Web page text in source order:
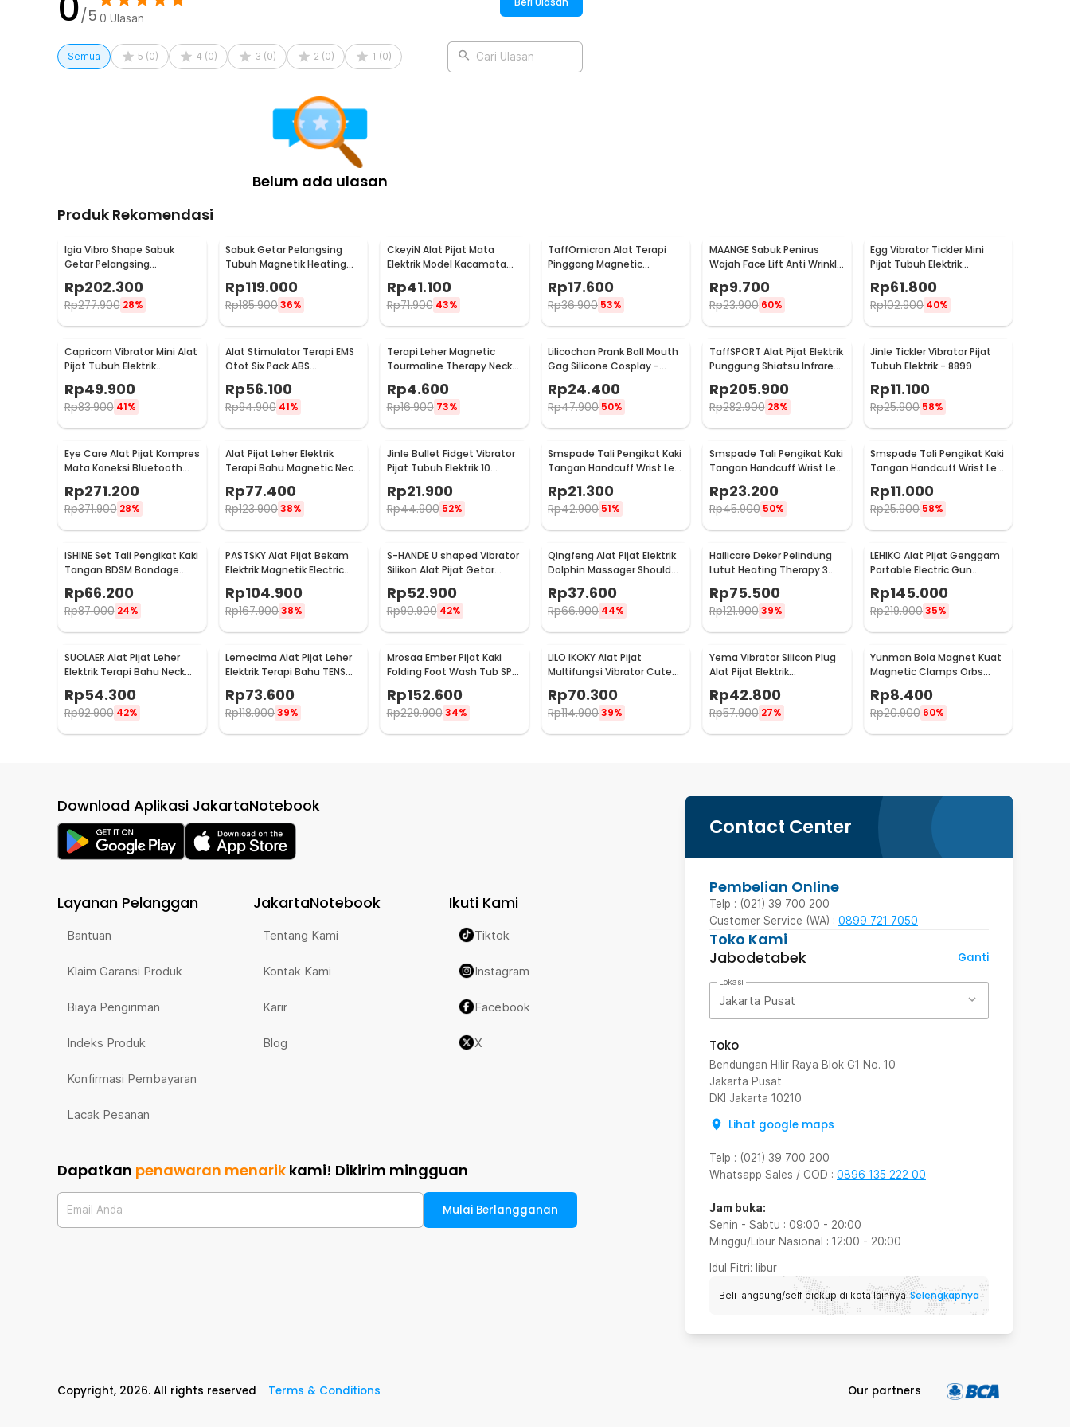
/5 0 Ulasan
Semua 5 (0) 4 (0) 3 (0) 2 (0) 1 (0) Cari Ulasan
Belum ada ulasan
Produk Rekomendasi
Igia Vibro Shape Sabuk
Getar Pelangsing
Professional Slimming 55W
- MC0138
Rp202.300
Rp277.900 28%
Sabuk Getar Pelangsing
Tubuh Magnetik Heating
X5
Rp119.000
Rp185.90036%
CkeyiN Alat Pijat Mata
Elektrik Model Kacamata
Rp41.100
Rp71.900 43%
TaffOmicron Alat Terapi
Pinggang Magnetic
Tourmaline Nylon Size L
Rp17.600
Rp36.900 53%
MAANGE Sabuk Penirus
Wajah Face Lift Anti Wrinkle
Rp9.700
Rp23.900 60%
Egg Vibrator Tickler Mini
Pijat Tubuh Elektrik
Multifungsi with Remote -
11829
Rp61.800
Rp102.900 40%
Capricorn Vibrator Mini Alat
Pijat Tubuh Elektrik
Rp49.900
Rp83.900 41%
Alat Stimulator Terapi EMS
Otot Six Pack ABS
Abdominal Muscle - 068R2
Rp56.100
Rp94.900 41%
Terapi Leher Magnetic
Tourmaline Therapy Neck
Massager - DA-3484
Rp4.600
Rp16.900 73%
Lilicochan Prank Ball Mouth
Gag Silicone Cosplay -
Rp24.400
Rp47.900 50%
TaffSPORT Alat Pijat Elektrik
Punggung Shiatsu Infrared
Rp205.900
Rp282.900 28%
Jinle Tickler Vibrator Pijat
Tubuh Elektrik - 8899
Rp11.100
Rp25.900 58%
Eye Care Alat Pijat Kompres
Mata Koneksi Bluetooth
Rp271.200
Rp371.900 28%
Alat Pijat Leher Elektrik
Terapi Bahu Magnetic Neck
Rp77.400
Rp123.90038%
Jinle Bullet Fidget Vibrator
Pijat Tubuh Elektrik 10
Rp21.900
Rp44.900 52%
Smspade Tali Pengikat Kaki
Tangan Handcuff Wrist Leg
BDSM - PCT4
Rp21.300
Rp42.900 51%
Smspade Tali Pengikat Kaki
Tangan Handcuff Wrist Leg
BDSM - 00632
Rp23.200
Rp45.900 50%
Smspade Tali Pengikat Kaki
Tangan Handcuff Wrist Leg
Rp11.000
Rp25.900 58%
iSHINE Set Tali Pengikat Kaki
Tangan BDSM Bondage
Sets Rope - BD15
Rp66.200
Rp87.000 24%
PASTSKY Alat Pijat Bekam
Elektrik Magnetik Electric
Rp104.900
Rp167.90038%
S-HANDE U shaped Vibrator
Silikon Alat Pijat Getar
Rp52.900
Rp90.900 42%
Qingfeng Alat Pijat Elektrik
Dolphin Massager Shoulder
Vibration USB - HK668
Rp37.600
Rp66.900 44%
Hailicare Deker Pelindung
Lutut Heating Therapy 3
Rp75.500
Rp121.900 39%
LEHIKO Alat Pijat Genggam
Portable Electric Gun
KH-320
Rp145.000
Rp219.90035%
SUOLAER Alat Pijat Leher
Elektrik Terapi Bahu Neck
Massager - KS-996-1D
Rp54.300
Rp92.900 42%
Lemecima Alat Pijat Leher
Elektrik Terapi Bahu TENS
Neck Massager - JT-808
Rp73.600
Rp118.90039%
Mrosaa Ember Pijat Kaki
Folding Foot Wash Tub SPA
Sauna Massage Bucket -
7981
Rp152.600
Rp229.900 34%
LILO IKOKY Alat Pijat
Multifungsi Vibrator Cute
Pig Electric - HL-1907
Rp70.300
Rp114.90039%
Yema Vibrator Silicon Plug
Alat Pijat Elektrik
Multifungsi - A1582
Rp42.800
Rp57.900 27%
Yunman Bola Magnet Kuat
Magnetic Clamps Orbs
Multifungsi 1cm 2 PCS -
BD05
Rp8.400
Rp20.900 60%
Contact Center
Pembelian Online
Telp : (021) 39 700 200
Customer Service (WA) : 0899 721 7050
Toko Kami
Jabodetabek
Ganti
Lokasi
Jakarta Pusat
Toko
Bendungan Hilir Raya Blok G1 No. 10
Jakarta Pusat
DKI Jakarta 10210
Lihat google maps
Telp : (021) 39 700 200
Whatsapp Sales / COD : 0896 135 222 00
Jam buka:
Senin - Sabtu : 09:00 - 20:00
Minggu/Libur Nasional : 12:00 - 20:00
Idul Fitri: libur
Beli langsung/self pickup di kota lainnya Selengkapnya
Download Aplikasi JakartaNotebook
Layanan Pelanggan
Bantuan
Klaim Garansi Produk
Biaya Pengiriman
Indeks Produk
Konfirmasi Pembayaran
Lacak Pesanan
JakartaNotebook
Tentang Kami
Kontak Kami
Karir
Blog
Ikuti Kami
Tiktok
Instagram
Facebook
X
Dapatkan penawaran menarik kami! Dikirim mingguan
Email Anda Mulai Berlangganan
Copyright, 2026. All rights reserved Terms & Conditions Our partners